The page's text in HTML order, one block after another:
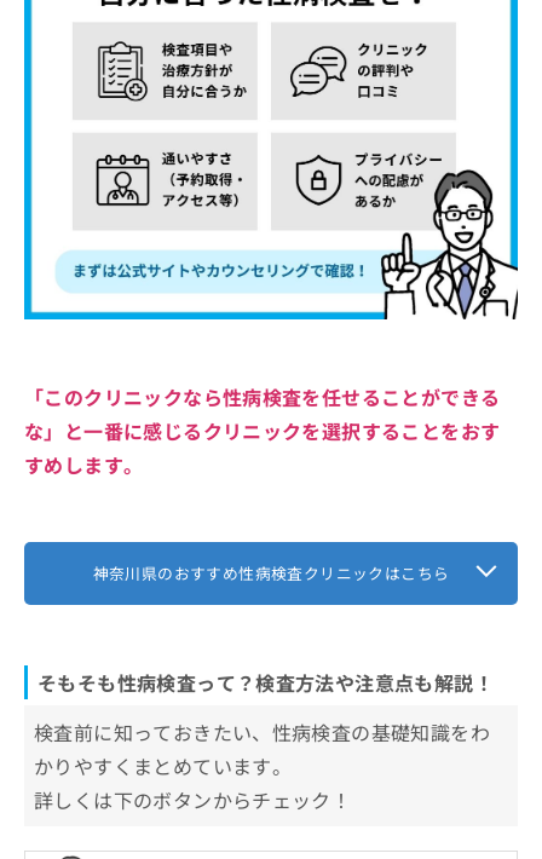
「このクリニックなら性病検査を任せることができる
な」と一番に感じるクリニックを選択することをおす
すめします。
神奈川県のおすすめ性病検査クリニックはこちら
そもそも性病検査って？検査方法や注意点も解説！
検査前に知っておきたい、性病検査の基礎知識をわ
かりやすくまとめています。
詳しくは下のボタンからチェック！